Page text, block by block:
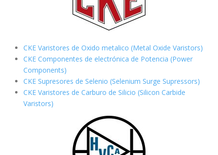
CKE Varistores de Oxido metalico (Metal Oxide Varistors)
CKE Componentes de electrónica de Potencia (Power
Components)
CKE Supresores de Selenio (Selenium Surge Supressors)
CKE Varistores de Carburo de Silicio (Silicon Carbide
Varistors)